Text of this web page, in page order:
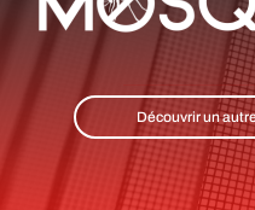
Découvrir un